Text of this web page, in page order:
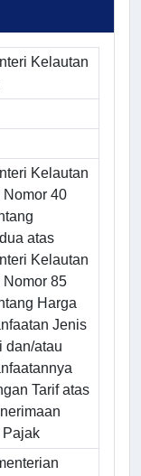
Kelautan
Kelautan
40
atas
Kelautan
85
Harga
Jenis
dan/atau
Tarif atas
Pajak